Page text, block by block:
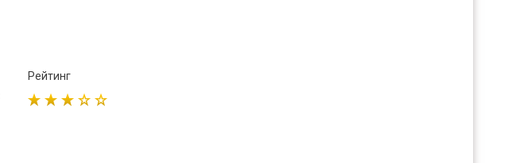
Рейтинг